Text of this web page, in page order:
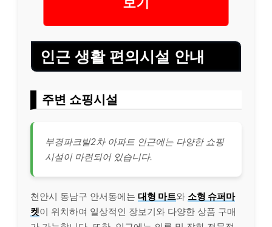
인근 생활 편의시설 안내
주변 쇼핑시설
부경파크빌2차 아파트 인근에는 다양한 쇼핑
시설이 마련되어 있습니다.
천안시 동남구 안서동에는 대형 마트와 소형 슈퍼마
켓이 위치하여 일상적인 장보기와 다양한 상품 구매